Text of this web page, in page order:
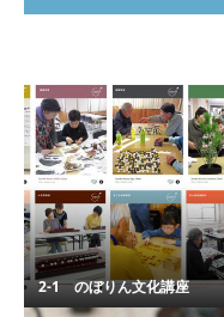
2-1 のぼりん文化講座